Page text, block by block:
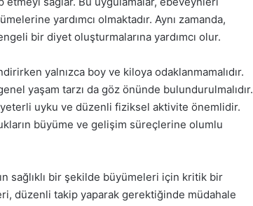
yardımcı olmaktadır. Aynı zamanda,
bir diyet oluşturmalarına yardımcı olur.
yalnızca boy ve kiloya odaklanmamalıdır.
yaşam tarzı da göz önünde bulundurulmalıdır.
uyku ve düzenli fiziksel aktivite önemlidir.
büyüme ve gelişim süreçlerine olumlu
sağlıklı bir şekilde büyümeleri için kritik bir
düzenli takip yaparak gerektiğinde müdahale